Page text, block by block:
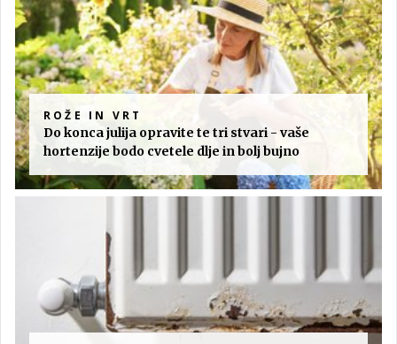
ROŽE IN VRT
Do konca julija opravite te tri stvari - vaše
hortenzije bodo cvetele dlje in bolj bujno